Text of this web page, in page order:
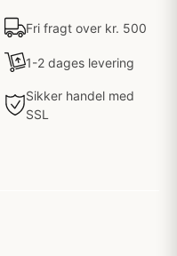
Fri fragt over kr. 500
1-2 dages levering
Sikker handel med
SSL